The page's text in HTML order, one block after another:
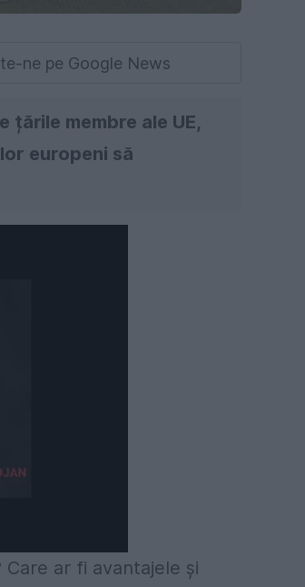
ne pe Google News
membre ale UE,
europeni să
Care ar fi avantajele și